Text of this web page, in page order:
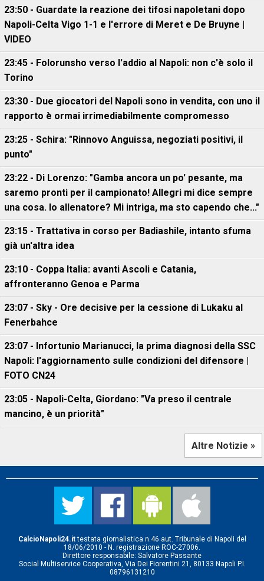
23:50 - Guardate la reazione dei tifosi napoletani dopo
Napoli-Celta Vigo 1-1 e l'errore di Meret e De Bruyne |
VIDEO
23:45 - Folorunsho verso l'addio al Napoli: non c'è solo il
Torino
23:30 - Due giocatori del Napoli sono in vendita, con uno il
rapporto è ormai irrimediabilmente compromesso
23:25 - Schira: "Rinnovo Anguissa, negoziati positivi, il
punto"
23:22 - Di Lorenzo: "Gamba ancora un po' pesante, ma
saremo pronti per il campionato! Allegri mi dice sempre
una cosa. Io allenatore? Mi intriga, ma sto capendo che..."
23:15 - Trattativa in corso per Badiashile, intanto sfuma
già un'altra idea
23:10 - Coppa Italia: avanti Ascoli e Catania,
affronteranno Genoa e Parma
23:07 - Sky - Ore decisive per la cessione di Lukaku al
Fenerbahce
23:07 - Infortunio Marianucci, la prima diagnosi della SSC
Napoli: l'aggiornamento sulle condizioni del difensore |
FOTO CN24
23:05 - Napoli-Celta, Giordano: "Va preso il centrale
mancino, è un priorità"
Altre Notizie »
CalcioNapoli24.ittestata giornalistica n.46 aut. Tribunale di Napoli del
18/06/2010 - N. registrazione ROC-27006.
Direttore responsabile: Salvatore Passante
Social Multiservice Cooperativa, Via Dei Fiorentini 21, 80133 Napoli P.I.
08796131210